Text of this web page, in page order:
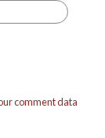
comment data